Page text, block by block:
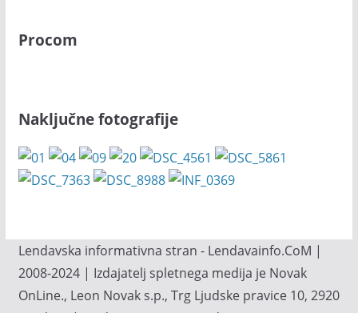
Procom
Naključne fotografije
Lendavska informativna stran - Lendavainfo.CoM |
2008-2024 | Izdajatelj spletnega medija je Novak
OnLine., Leon Novak s.p., Trg Ljudske pravice 10, 2920